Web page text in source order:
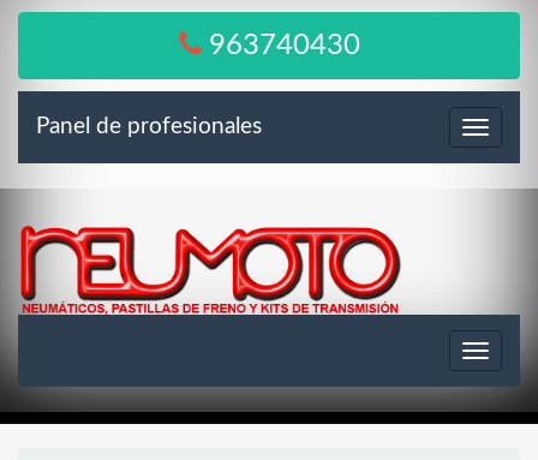
963740430
Menú
Panel de profesionales
Toggle